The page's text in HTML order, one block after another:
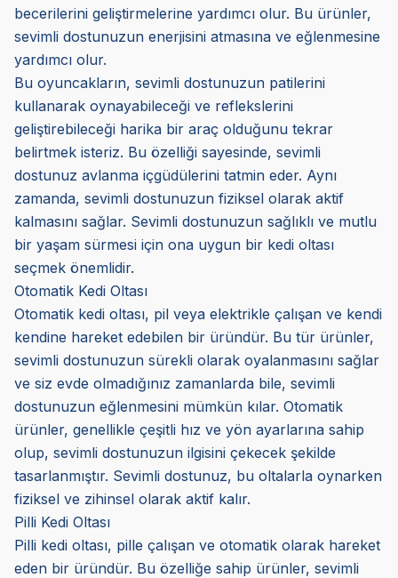
becerilerini geliştirmelerine yardımcı olur. Bu ürünler,
sevimli dostunuzun enerjisini atmasına ve eğlenmesine
yardımcı olur.
Bu oyuncakların, sevimli dostunuzun patilerini
kullanarak oynayabileceği ve reflekslerini
geliştirebileceği harika bir araç olduğunu tekrar
belirtmek isteriz. Bu özelliği sayesinde, sevimli
dostunuz avlanma içgüdülerini tatmin eder. Aynı
zamanda, sevimli dostunuzun fiziksel olarak aktif
kalmasını sağlar. Sevimli dostunuzun sağlıklı ve mutlu
bir yaşam sürmesi için ona uygun bir kedi oltası
seçmek önemlidir.
Otomatik Kedi Oltası
Otomatik kedi oltası, pil veya elektrikle çalışan ve kendi
kendine hareket edebilen bir üründür. Bu tür ürünler,
sevimli dostunuzun sürekli olarak oyalanmasını sağlar
ve siz evde olmadığınız zamanlarda bile, sevimli
dostunuzun eğlenmesini mümkün kılar. Otomatik
ürünler, genellikle çeşitli hız ve yön ayarlarına sahip
olup, sevimli dostunuzun ilgisini çekecek şekilde
tasarlanmıştır. Sevimli dostunuz, bu oltalarla oynarken
fiziksel ve zihinsel olarak aktif kalır.
Pilli Kedi Oltası
Pilli kedi oltası, pille çalışan ve otomatik olarak hareket
eden bir üründür. Bu özelliğe sahip ürünler, sevimli